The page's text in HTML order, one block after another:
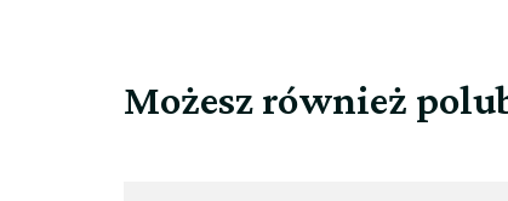
Możesz również